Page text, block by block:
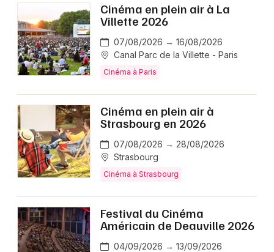
Cinéma en plein air à La
Villette 2026
07/08/2026 → 16/08/2026
Canal Parc de la Villette - Paris
Cinéma à Paris
Cinéma en plein air à
Strasbourg en 2026
07/08/2026 → 28/08/2026
Strasbourg
Cinéma à Strasbourg
Festival du Cinéma
Américain de Deauville 2026
04/09/2026 → 13/09/2026